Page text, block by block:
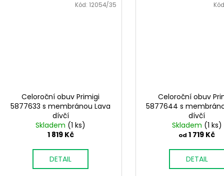
Celoroční obuv Primigi
5877633 s membránou Lava
dívčí
Skladem (1 ks)
1 819 Kč
DETAIL
Kód:12054/35
Celoroční obuv
5877644 s
dívčí
Skladem (1 ks)
od 1 719 Kč
DETAIL